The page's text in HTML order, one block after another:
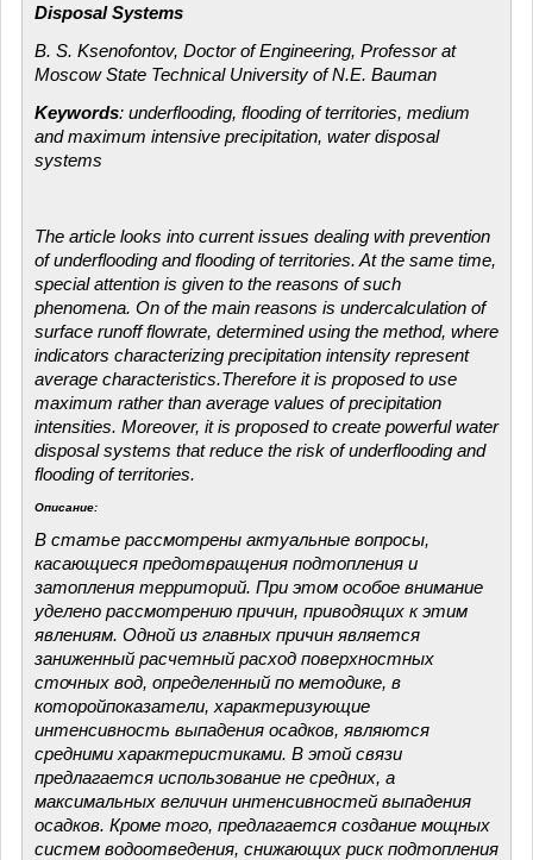
Disposal Systems
B. S. Ksenofontov, Doctor of Engineering, Professor at
Moscow State Technical University of N.E. Bauman
Keywords: underflooding, flooding of territories, medium
and maximum intensive precipitation, water disposal
systems
The article looks into current issues dealing with prevention
of underflooding and flooding of territories. At the same time,
special attention is given to the reasons of such
phenomena. On of the main reasons is undercalculation of
surface runoff flowrate, determined using the method, where
indicators characterizing precipitation intensity represent
average characteristics.Therefore it is proposed to use
maximum rather than average values of precipitation
intensities. Moreover, it is proposed to create powerful water
disposal systems that reduce the risk of underflooding and
flooding of territories.
Описание:
В статье рассмотрены актуальные вопросы,
касающиеся предотвращения подтопления и
затопления территорий. При этом особое внимание
уделено рассмотрению причин, приводящих к этим
явлениям. Одной из главных причин является
заниженный расчетный расход поверхностных
сточных вод, определенный по методике, в
которойпоказатели, характеризующие
интенсивность выпадения осадков, являются
средними характеристиками. В этой связи
предлагается использование не средних, а
максимальных величин интенсивностей выпадения
осадков. Кроме того, предлагается создание мощных
систем водоотведения, снижающих риск подтопления